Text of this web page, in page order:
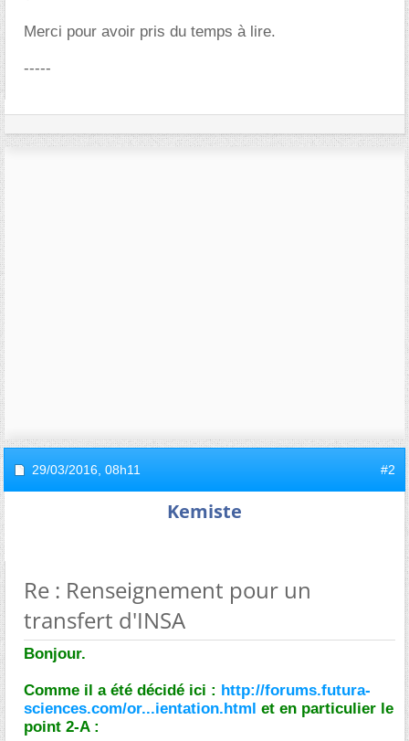
Merci pour avoir pris du temps à lire.
-----
29/03/2016, 08h11 #2
Kemiste
Re : Renseignement pour un
transfert d'INSA
Bonjour.
Comme il a été décidé ici : http://forums.futura-
sciences.com/or...ientation.html et en particulier le
point 2-A :